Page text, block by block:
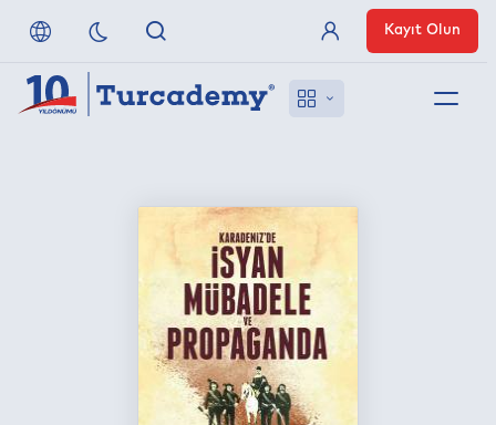
Uzaktan Erişim
Anlaşmalı Yayınevleri
Üye Girişi
Kayıt Olun